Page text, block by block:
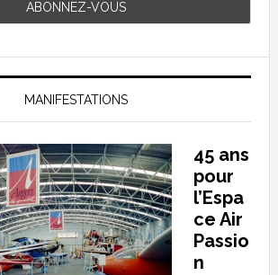
MANIFESTATIONS
45 ans
pour
l’Espa
ce Air
Passio
n